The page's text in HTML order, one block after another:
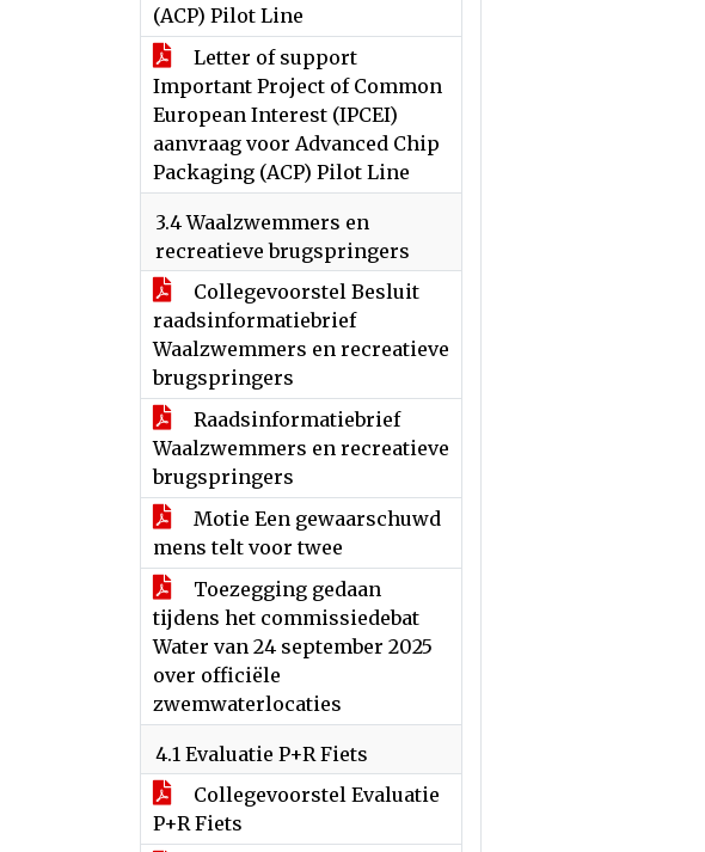
(ACP) Pilot Line
Letter of support
Important Project of Common
European Interest (IPCEI)
aanvraag voor Advanced Chip
Packaging (ACP) Pilot Line
3.4 Waalzwemmers en
recreatieve brugspringers
Collegevoorstel Besluit
raadsinformatiebrief
Waalzwemmers en recreatieve
brugspringers
Raadsinformatiebrief
Waalzwemmers en recreatieve
brugspringers
Motie Een gewaarschuwd
mens telt voor twee
Toezegging gedaan
tijdens het commissiedebat
Water van 24 september 2025
over officiële
zwemwaterlocaties
4.1 Evaluatie P+R Fiets
Collegevoorstel Evaluatie
P+R Fiets